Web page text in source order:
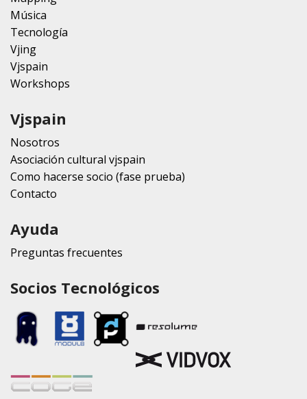
Música
Tecnología
Vjing
Vjspain
Workshops
Vjspain
Nosotros
Asociación cultural vjspain
Como hacerse socio (fase prueba)
Contacto
Ayuda
Preguntas frecuentes
Socios Tecnológicos